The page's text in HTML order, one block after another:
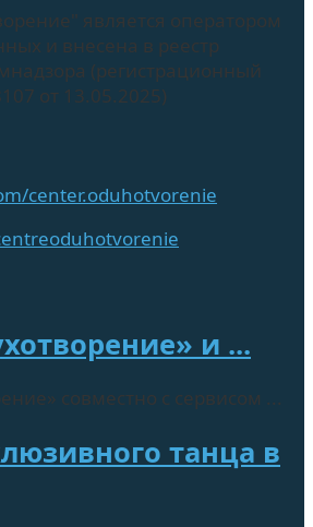
является оператором
и внесена в реестр
(регистрационный
от 13.05.2025)
center.oduhotvorenie
и ...
совместно с сервисом ...
танца в